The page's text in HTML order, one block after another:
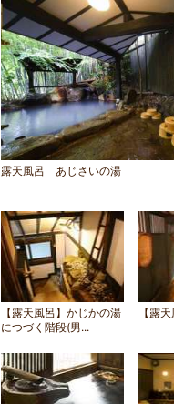
露天風呂 あじさいの湯
【露天風呂】かじかの湯
につづく階段(男...
【露